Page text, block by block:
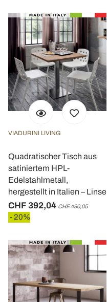
VIADURINI LIVING
Quadratischer Tisch aus
satiniertem HPL-
Edelstahlmetall,
hergestellt in Italien – Linse
CHF 392,04 CHF 490,05
- 20%